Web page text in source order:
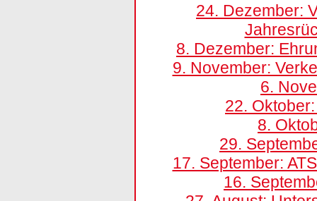
24. Dezember:
8. Dezember:
9. November:
6.
22.
8.
29.
17. September:
16.